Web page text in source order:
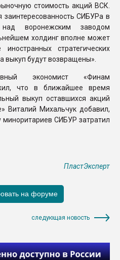
стоимость акций ВСК.
СИБУРа в
над воронежским заводом
холдинг вполне может
стратегических
выкуп будут возвращены».
экономист «Финам
что в ближайшее время
выкуп оставшихся акций
Виталий Михальчук добавил,
миноритариев СИБУР затратил
ПластЭксперт
следующая новость